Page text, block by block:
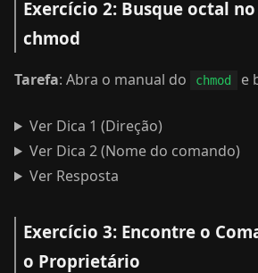
Exercício 2: Busque octal
chmod
Tarefa: Abra o manual do chmod e
Ver Dica 1 (Direção)
Ver Dica 2 (Nome do comando)
Ver Resposta
Exercício 3: Encontre o
o Proprietário